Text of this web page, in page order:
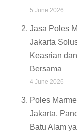
5 June 2026
Jasa Poles
Jakarta
Keasrian
Bersama
4 June 2026
Poles
Jakarta,
Batu Alam